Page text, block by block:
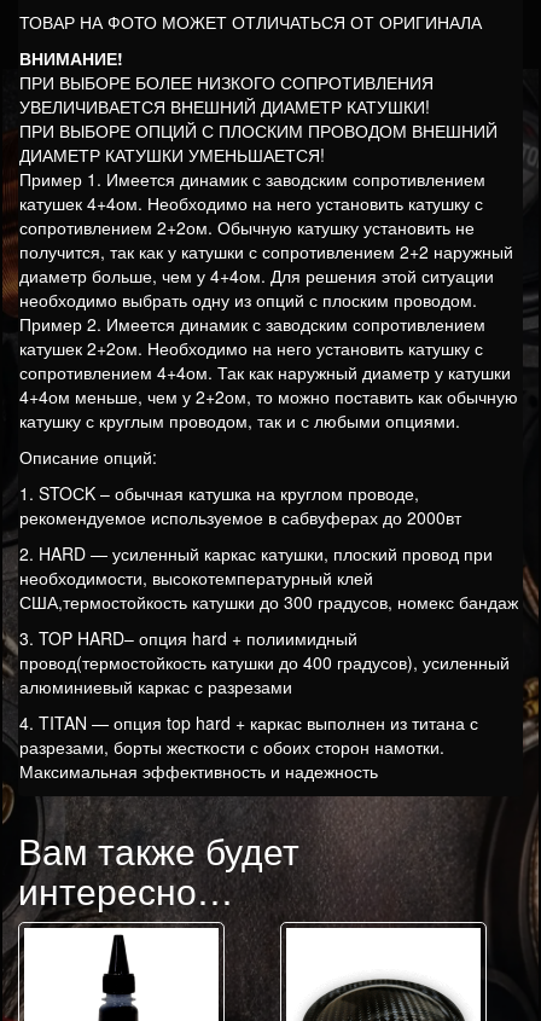
ТОВАР НА ФОТО МОЖЕТ ОТЛИЧАТЬСЯ ОТ ОРИГИНАЛА
ВНИМАНИЕ!
ПРИ ВЫБОРЕ БОЛЕЕ НИЗКОГО СОПРОТИВЛЕНИЯ
УВЕЛИЧИВАЕТСЯ ВНЕШНИЙ ДИАМЕТР КАТУШКИ!
ПРИ ВЫБОРЕ ОПЦИЙ С ПЛОСКИМ ПРОВОДОМ ВНЕШНИЙ
ДИАМЕТР КАТУШКИ УМЕНЬШАЕТСЯ!
Пример 1. Имеется динамик с заводским сопротивлением
катушек 4+4ом. Необходимо на него установить катушку с
сопротивлением 2+2ом. Обычную катушку установить не
получится, так как у катушки с сопротивлением 2+2 наружный
диаметр больше, чем у 4+4ом. Для решения этой ситуации
необходимо выбрать одну из опций с плоским проводом.
Пример 2. Имеется динамик с заводским сопротивлением
катушек 2+2ом. Необходимо на него установить катушку с
сопротивлением 4+4ом. Так как наружный диаметр у катушки
4+4ом меньше, чем у 2+2ом, то можно поставить как обычную
катушку с круглым проводом, так и с любыми опциями.
Описание опций:
1. STOСK – обычная катушка на круглом проводе,
рекомендуемое используемое в сабвуферах до 2000вт
2. HARD — усиленный каркас катушки, плоский провод при
необходимости, высокотемпературный клей
США,термостойкость катушки до 300 градусов, номекс бандаж
3. TOP HARD– опция hard + полиимидный
провод(термостойкость катушки до 400 градусов), усиленный
алюминиевый каркас с разрезами
4. TITAN — опция top hard + каркас выполнен из титана с
разрезами, борты жесткости с обоих сторон намотки.
Максимальная эффективность и надежность
Вам также будет
интересно…